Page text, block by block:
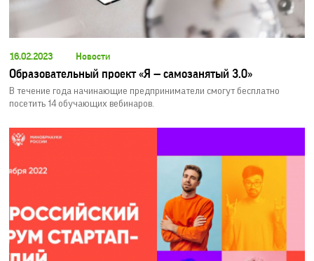
16.02.2023 Новости
Образовательный проект «Я — самозанятый 3.0»
В течение года начинающие предприниматели смогут бесплатно
посетить 14 обучающих вебинаров.